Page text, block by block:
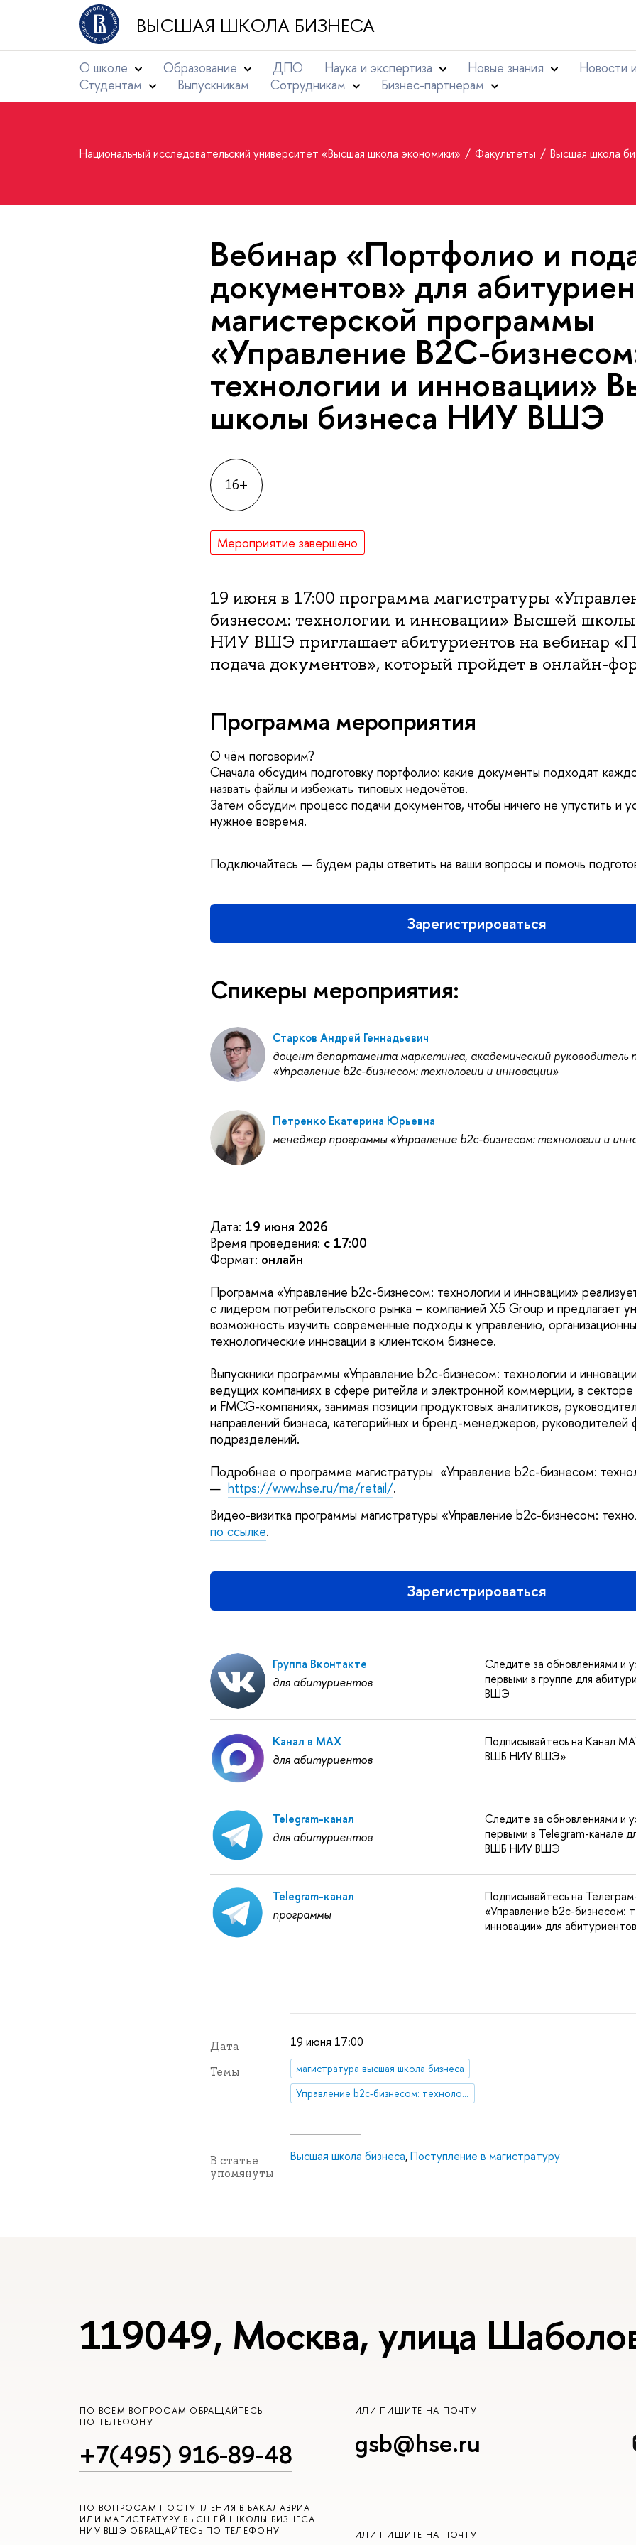
ВЫСШАЯ ШКОЛА БИЗНЕСА
О школе Образование ДПО Наука и экспертиза Новые знания Новости
Студентам
Выпускникам Сотрудникам Бизнес-партнерам
Национальный исследовательский университет «Высшая школа экономики» Факультеты Высшая школа
Вебинар «Портфолио и
документов» для
магистерской программы
«Управление B2C-
технологии и инновации»
школы бизнеса НИУ ВШЭ
16+
Мероприятие завершено
19 июня в 17:00 программа магистратуры
бизнесом: технологии и инновации» Высшей школы
НИУ ВШЭ приглашает абитуриентов на вебинар
подача документов», который пройдет в онлайн-
Программа мероприятия
О чём поговорим?
Сначала обсудим подготовку портфолио: какие документы подходят
назвать файлы и избежать типовых недочётов.
Затем обсудим процесс подачи документов, чтобы ничего не упустить и
нужное вовремя.
Подключайтесь — будем рады ответить на ваши вопросы и помочь
Зарегистрироваться
Спикеры мероприятия:
Старков Андрей Геннадьевич
доцент департамента маркетинга, академический руководитель
«Управление b2c-бизнесом: технологии и инновации»
Петренко Екатерина Юрьевна
менеджер программы «Управление b2c-бизнесом: технологии и
Дата: 19 июня 2026
Время проведения: с 17:00
Формат: онлайн
Программа «Управление b2c-бизнесом: технологии и инновации»
с лидером потребительского рынка – компанией X5 Group и предлагает
возможность изучить современные подходы к управлению,
технологические инновации в клиентском бизнесе.
Выпускники программы «Управление b2c-бизнесом: технологии и
ведущих компаниях в сфере ритейла и электронной коммерции, в секторе
и FMCG-компаниях, занимая позиции продуктовых аналитиков,
направлений бизнеса, категорийных и бренд-менеджеров, руководителей
подразделений.
Подробнее о программе магистратуры «Управление b2c-бизнесом:
— https://www.hse.ru/ma/retail/.
Видео-визитка программы магистратуры «Управление b2c-бизнесом:
по ссылке.
Зарегистрироваться
Группа Вконтакте
для абитуриентов
Следите за обновлениями и
первыми в группе для
ВШЭ
Канал в MAX
для абитуриентов
Подписывайтесь на Канал
ВШБ НИУ ВШЭ»
Telegram-канал
для абитуриентов
Следите за обновлениями и
первыми в Telegram-канале
ВШБ НИУ ВШЭ
Telegram-канал
программы
Подписывайтесь на
«Управление b2c-бизнесом:
инновации» для абитуриентов
Дата 19 июня 17:00
Темы
магистратура высшая школа бизнеса
Управление b2c-бизнесом: технологии и инновации
В статье
упомянуты
Высшая школа бизнеса,Поступление в магистратуру
119049, Москва, улица
ПО ВСЕМ ВОПРОСАМ ОБРАЩАЙТЕСЬ
ПО ТЕЛЕФОНУ
+7(495) 916-89-48
ИЛИ ПИШИТЕ НА ПОЧТУ
gsb@hse.ru
ПО ВОПРОСАМ ПОСТУПЛЕНИЯ В БАКАЛАВРИАТ
ИЛИ МАГИСТРАТУРУ ВЫСШЕЙ ШКОЛЫ БИЗНЕСА
НИУ ВШЭ ОБРАЩАЙТЕСЬ ПО ТЕЛЕФОНУ
ИЛИ ПИШИТЕ НА ПОЧТУ